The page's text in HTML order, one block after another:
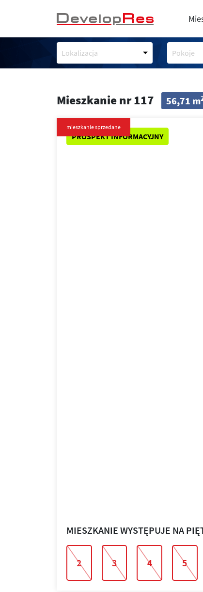
Lokalizacja Pokoje
Mieszkanie nr 117 56,71 m
PROSPEKT INFORMACYJNY
mieszkanie sprzedane
MIESZKANIE WYSTĘPUJE NA
2 3 4 5